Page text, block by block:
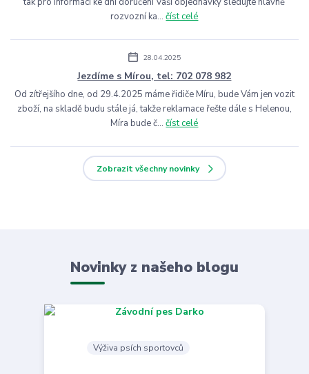
rozvozní ka...číst celé
28.04.2025
Jezdíme s Mírou, tel: 702 078 982
Od zítřejšího dne, od 29.4.2025 máme řidiče Míru, bude Vám jen vozit
zboží, na skladě budu stále já, takže reklamace řešte dále s Helenou,
Míra bude č...číst celé
Zobrazit všechny novinky
Novinky z našeho blogu
Výživa psích sportovců